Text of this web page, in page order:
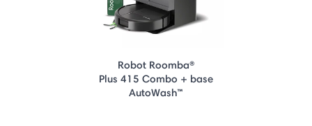
Robot Roomba®
Plus 415 Combo + base
AutoWash™